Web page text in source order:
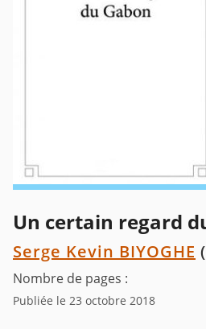
Un certain regard
Serge Kevin BIYOGHE
Nombre de pages :
Publiée le 23 octobre 2018